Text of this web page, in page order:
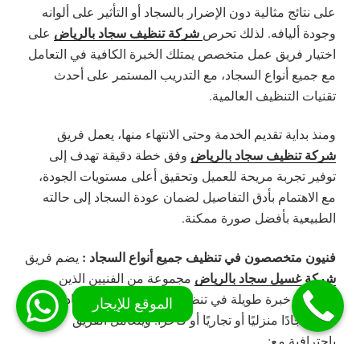
على نتائج مثالية دون الإضرار بالسجاد أو التأثير على ألوانه
وجودة أليافه. لذلك تحرص شركة تنظيف سجاد بالرياض على
اختيار فريق عمل متخصص يمتلك الخبرة الكافية في التعامل
مع جميع أنواع السجاد، مع التدريب المستمر على أحدث
تقنيات التنظيف العالمية.
ومنذ بداية تقديم الخدمة وحتى الانتهاء منها، يعمل فريق
شركة تنظيف سجاد بالرياض وفق خطة دقيقة تهدف إلى
توفير تجربة مريحة للعميل وتحقيق أعلى مستويات الجودة،
مع الاهتمام بأدق التفاصيل لضمان عودة السجاد إلى حالته
الطبيعية بأفضل صورة ممكنة.
فنيون متخصصون في تنظيف جميع أنواع السجاد : يضم فريق
شركة غسيل سجاد بالرياض مجموعة من الفنيين الذين
يمتلكون خبرة طويلة في تنظيف مختلف أنواع السجاد، سواء
كان سجادًا منزليًا أو تجاريًا أو فاخرًا. ويتعامل الفريق
باحترافية مع: